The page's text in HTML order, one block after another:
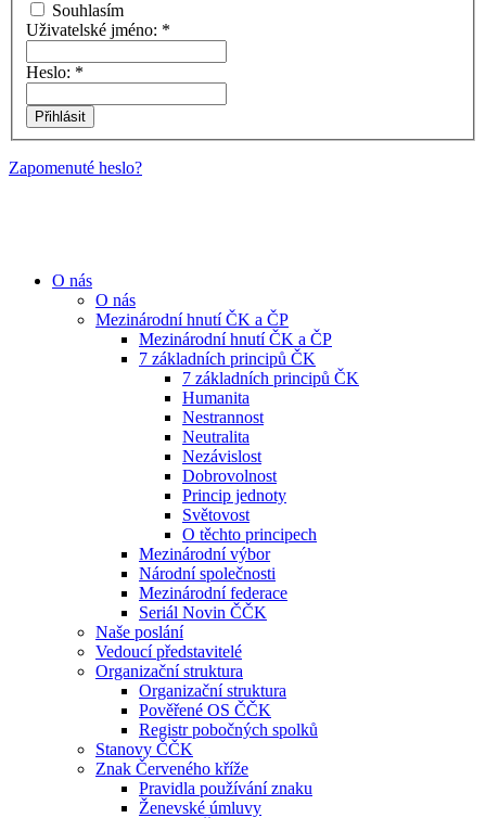
Souhlasím
Uživatelské jméno: *
Heslo: *
Zapomenuté heslo?
O nás
O nás
Mezinárodní hnutí ČK a ČP
Mezinárodní hnutí ČK a ČP
7 základních principů ČK
7 základních principů ČK
Humanita
Nestrannost
Neutralita
Nezávislost
Dobrovolnost
Princip jednoty
Světovost
O těchto principech
Mezinárodní výbor
Národní společnosti
Mezinárodní federace
Seriál Novin ČČK
Naše poslání
Vedoucí představitelé
Organizační struktura
Organizační struktura
Pověřené OS ČČK
Registr pobočných spolků
Stanovy ČČK
Znak Červeného kříže
Pravidla používání znaku
Ženevské úmluvy